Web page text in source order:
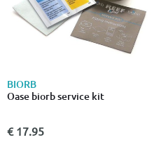
BIORB
Oase biorb service kit
€ 17.95